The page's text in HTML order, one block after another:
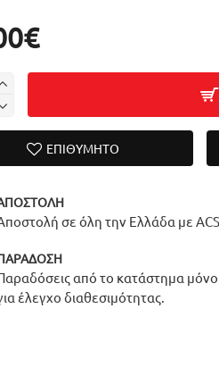
ΕΠΙΘΥΜΗΤΌ
σε όλη την Ελλάδα με
από το κατάστημα
έλεγχο διαθεσιμότητας.